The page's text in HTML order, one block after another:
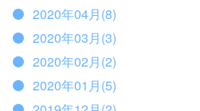
2020年04月(8)
2020年03月(3)
2020年02月(2)
2020年01月(5)